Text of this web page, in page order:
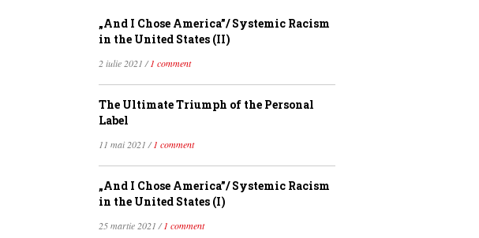
„And I Chose America”/ Systemic Racism
in the United States (II)
2 iulie 2021 /1 comment
The Ultimate Triumph of the Personal
Label
11 mai 2021 /1 comment
„And I Chose America”/ Systemic Racism
in the United States (I)
25 martie 2021 /1 comment